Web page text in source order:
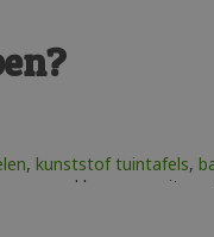
, kunststof tuintafels,
kleuren en